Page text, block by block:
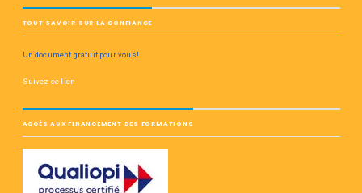
TOUT SAVOIR SUR LA CONFIANCE
Un document gratuit pour vous!
Suivez ce lien
ACCÈS AUX FINANCEMENT DES FORMATIONS